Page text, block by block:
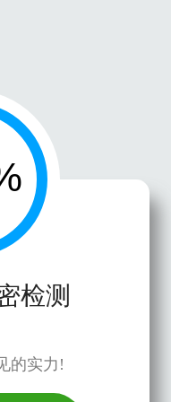
检测
的实力!